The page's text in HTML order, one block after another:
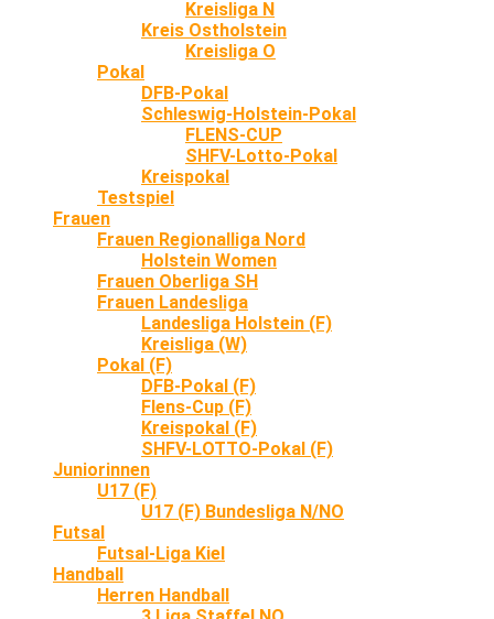
Kreisliga N
Kreis Ostholstein
Kreisliga O
Pokal
DFB-Pokal
Schleswig-Holstein-Pokal
FLENS-CUP
SHFV-Lotto-Pokal
Kreispokal
Testspiel
Frauen
Frauen Regionalliga Nord
Holstein Women
Frauen Oberliga SH
Frauen Landesliga
Landesliga Holstein (F)
Kreisliga (W)
Pokal (F)
DFB-Pokal (F)
Flens-Cup (F)
Kreispokal (F)
SHFV-LOTTO-Pokal (F)
Juniorinnen
U17 (F)
U17 (F) Bundesliga N/NO
Futsal
Futsal-Liga Kiel
Handball
Herren Handball